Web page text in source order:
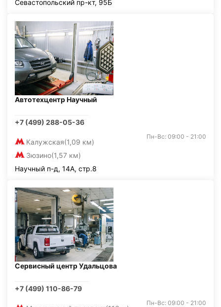
Севастопольский пр-кт, 95Б
Автотехцентр Научный
+7 (499) 288-05-36
Калужская(1,09 км)
Зюзино(1,57 км)
Пн-Вс: 09:00 - 21:00
Научный п-д, 14А, стр.8
Сервисный центр Удальцова
+7 (499) 110-86-79
Пн-Вс: 09:00 - 21:00